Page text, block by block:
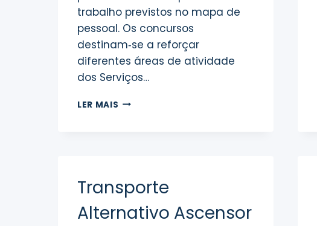
trabalho previstos no mapa de
pessoal. Os concursos
destinam‑se a reforçar
diferentes áreas de atividade
dos Serviços…
LER MAIS PROCEDIMENTOS
Transporte
Alternativo Ascensor